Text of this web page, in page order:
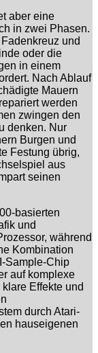
aber eine
in zwei Phasen.
und
oder die
in einem
Nach Ablauf
Mauern
werden
zwingen den
denken. Nur
Burgen und
Festung übrig,
aus
seinen
basierten
und
während
Kombination
Sample-Chip
auf komplexe
Effekte und
durch Atari-
hauseigenen